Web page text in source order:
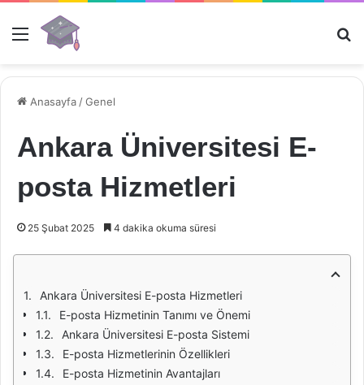
Menü
Anasayfa /Genel
Ankara Üniversitesi E-
posta Hizmetleri
25 Şubat 2025 4 dakika okuma süresi
Ankara Üniversitesi E-posta Hizmetleri
E-posta Hizmetinin Tanımı ve Önemi
Ankara Üniversitesi E-posta Sistemi
E-posta Hizmetlerinin Özellikleri
E-posta Hizmetinin Avantajları